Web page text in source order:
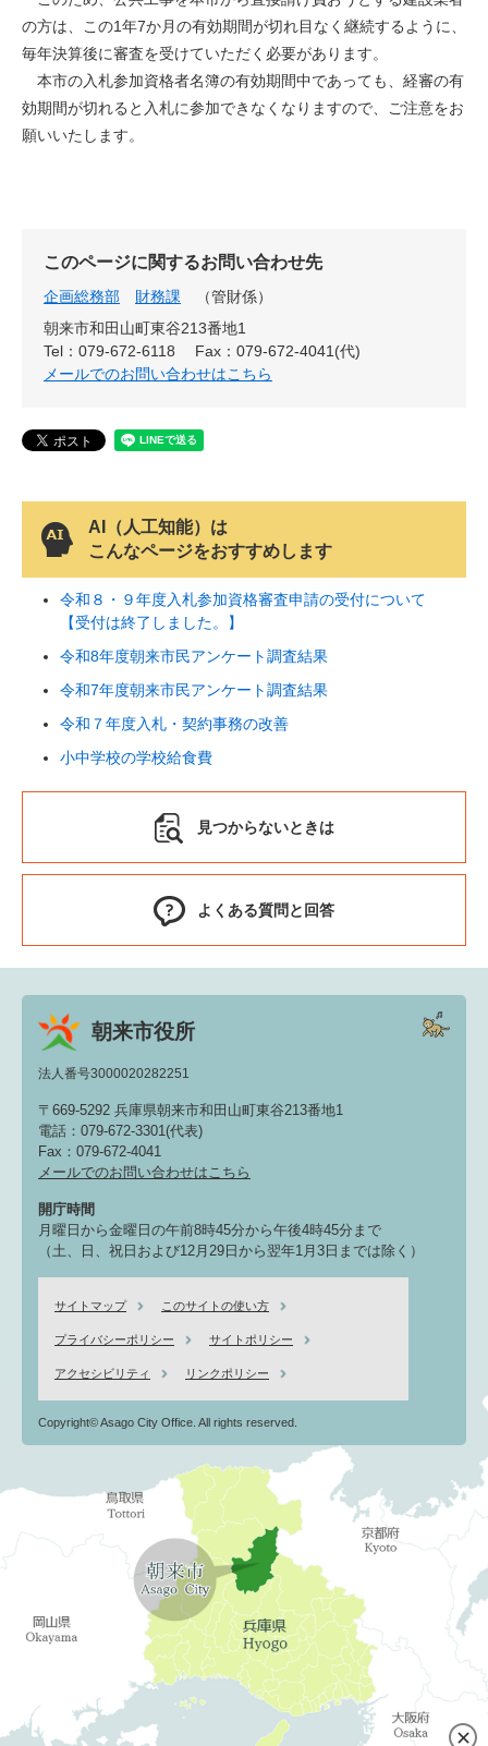
の方は、この1年7か月の有効期間が切れ目なく継続するように、
毎年決算後に審査を受けていただく必要があります。
本市の入札参加資格者名簿の有効期間中であっても、経審の有
効期間が切れると入札に参加できなくなりますので、ご注意をお
願いいたします。
このページに関するお問い合わせ先
企画総務部 財務課
管財係
朝来市和田山町東谷213番地1
Tel：079-672-6118
Fax：079-672-4041(代)
メールでのお問い合わせはこちら
AI（人工知能）は
こんなページをおすすめします
令和８・９年度入札参加資格審査申請の受付について
【受付は終了しました。】
令和8年度朝来市民アンケート調査結果
令和7年度朝来市民アンケート調査結果
令和７年度入札・契約事務の改善
小中学校の学校給食費
見つからないときは
よくある質問と回答
朝来市役所
法人番号3000020282251
〒669-5292 兵庫県朝来市和田山町東谷213番地1
電話：079-672-3301(代表)
Fax：079-672-4041
メールでのお問い合わせはこちら
開庁時間
月曜日から金曜日の午前8時45分から午後4時45分まで
（土、日、祝日および12月29日から翌年1月3日までは除く）
サイトマップ このサイトの使い方
プライバシーポリシー サイトポリシー
アクセシビリティ リンクポリシー
Copyright© Asago City Office. All rights reserved.